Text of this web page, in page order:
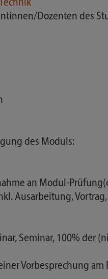
Dozenten des
des Moduls:
an Modul-
Ausarbeitung,
Seminar, 100% der
Vorbesprechung am